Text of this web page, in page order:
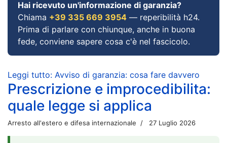
Hai ricevuto un'informazione di garanzia?
Chiama +39 335 669 3954 — reperibilità h24.
Prima di parlare con chiunque, anche in buona
fede, conviene sapere cosa c'è nel fascicolo.
Leggi tutto: Avviso di garanzia: cosa fare davvero
Prescrizione e improcedibilita:
quale legge si applica
Arresto all'estero e difesa internazionale 27 Luglio 2026